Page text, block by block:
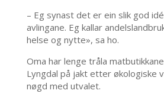
– Eg synast det er ein slik god
avlingane. Eg kallar
helse og nytte», sa ho.
Oma har lenge tråla
Lyngdal på jakt etter økologiske
nøgd med utvalet.